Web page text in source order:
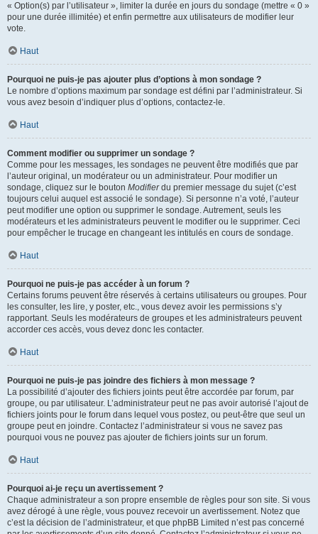
« Option(s) par l’utilisateur », limiter la durée en jours du sondage (mettre « 0 »
pour une durée illimitée) et enfin permettre aux utilisateurs de modifier leur
vote.
Haut
Pourquoi ne puis-je pas ajouter plus d’options à mon sondage ?
Le nombre d’options maximum par sondage est défini par l’administrateur. Si
vous avez besoin d’indiquer plus d’options, contactez-le.
Haut
Comment modifier ou supprimer un sondage ?
Comme pour les messages, les sondages ne peuvent être modifiés que par
l’auteur original, un modérateur ou un administrateur. Pour modifier un
sondage, cliquez sur le bouton Modifierdu premier message du sujet (c’est
toujours celui auquel est associé le sondage). Si personne n’a voté, l’auteur
peut modifier une option ou supprimer le sondage. Autrement, seuls les
modérateurs et les administrateurs peuvent le modifier ou le supprimer. Ceci
pour empêcher le trucage en changeant les intitulés en cours de sondage.
Haut
Pourquoi ne puis-je pas accéder à un forum ?
Certains forums peuvent être réservés à certains utilisateurs ou groupes. Pour
les consulter, les lire, y poster, etc., vous devez avoir les permissions s’y
rapportant. Seuls les modérateurs de groupes et les administrateurs peuvent
accorder ces accès, vous devez donc les contacter.
Haut
Pourquoi ne puis-je pas joindre des fichiers à mon message ?
La possibilité d’ajouter des fichiers joints peut être accordée par forum, par
groupe, ou par utilisateur. L’administrateur peut ne pas avoir autorisé l’ajout de
fichiers joints pour le forum dans lequel vous postez, ou peut-être que seul un
groupe peut en joindre. Contactez l’administrateur si vous ne savez pas
pourquoi vous ne pouvez pas ajouter de fichiers joints sur un forum.
Haut
Pourquoi ai-je reçu un avertissement ?
Chaque administrateur a son propre ensemble de règles pour son site. Si vous
avez dérogé à une règle, vous pouvez recevoir un avertissement. Notez que
c’est la décision de l’administrateur, et que phpBB Limited n’est pas concerné